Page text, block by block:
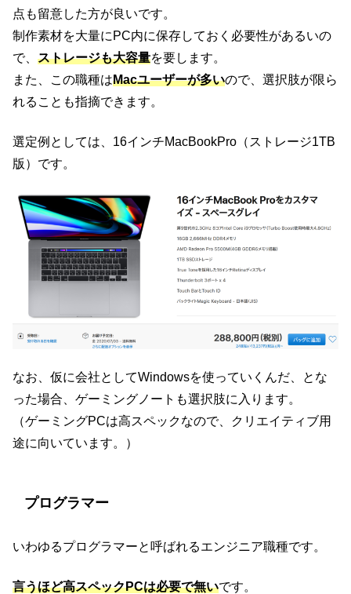
点も留意した方が良いです。
制作素材を大量にPC内に保存しておく必要性があるいの
で、 ストレージも大容量を要します。
また、この職種はMacユーザーが多いので、選択肢が限ら
れることも指摘できます。
選定例としては、16インチMacBookPro（ストレージ1TB
版）です。
なお、仮に会社としてWindowsを使っていくんだ、とな
った場合、ゲーミングノートも選択肢に入ります。
（ゲーミングPCは高スペックなので、クリエイティブ用
途に向いています。）
プログラマー
いわゆるプログラマーと呼ばれるエンジニア職種です。
言うほど高スペックPCは必要で無いです。